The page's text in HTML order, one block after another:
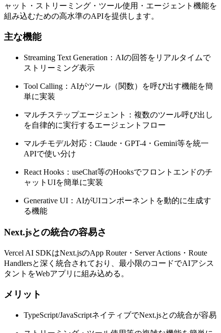
ャット・ストリーミング・ツール使用・エージェント機能を
組み込むための高水準のAPIを提供します。
主な機能
Streaming Text Generation：AIの回答をリアルタイムで
ストリーミング表示
Tool Calling：AIがツール（関数）を呼び出す機能を簡
単に実装
マルチステップエージェント：複数のツール呼び出し
を自律的に実行するエージェントフロー
マルチモデル対応：Claude・GPT-4・Gemini等を統一
APIで使い分け
React Hooks：useChat等のHooksでフロントエンドのチ
ャットUIを簡単に実装
Generative UI：AIがUIコンポーネントを動的に生成す
る機能
Next.jsとの統合の容易さ
Vercel AI SDKはNext.jsのApp Router・Server Actions・Route
Handlersと深く統合されており、最小限のコードでAIアシス
タントをWebアプリに組み込める。
メリット
TypeScript/JavaScriptネイティブでNext.jsとの統合が容易